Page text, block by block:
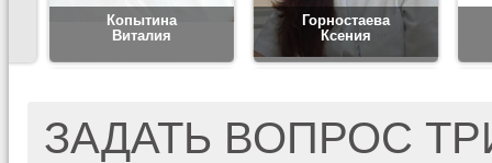
Копытина
Виталия
Горностаева
Ксения
ЗАДАТЬ ВОПРОС